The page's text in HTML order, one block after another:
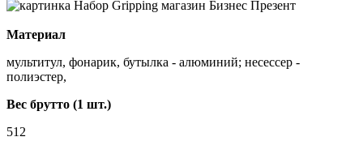
Материал
мультитул, фонарик, бутылка - алюминий; несессер -
полиэстер,
Вес брутто (1 шт.)
512